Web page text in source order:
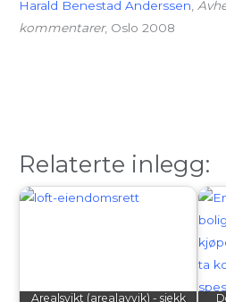
Harald Benestad Anderssen
kommentarer, Oslo 2008
Relaterte inlegg:
Arealsvikt (arealavvik) - sjekk